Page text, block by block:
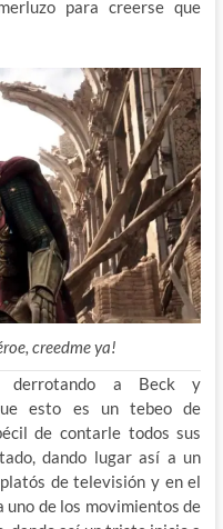
para creerse que
creedme ya!
derrotando a Beck y
esto es un tebeo de
de contarle todos sus
dando lugar así a un
de televisión y en el
uno de los movimientos de